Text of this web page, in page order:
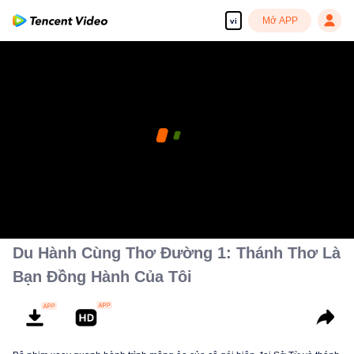
vi Mở APP
Du Hành Cùng Thơ Đường 1: Thánh Thơ Là
Bạn Đồng Hành Của Tôi